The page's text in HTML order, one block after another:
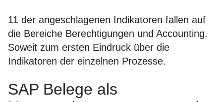
11 der angeschlagenen Indikatoren fallen auf
die Bereiche Berechtigungen und Accounting.
Soweit zum ersten Eindruck über die
Indikatoren der einzelnen Prozesse.
SAP Belege als